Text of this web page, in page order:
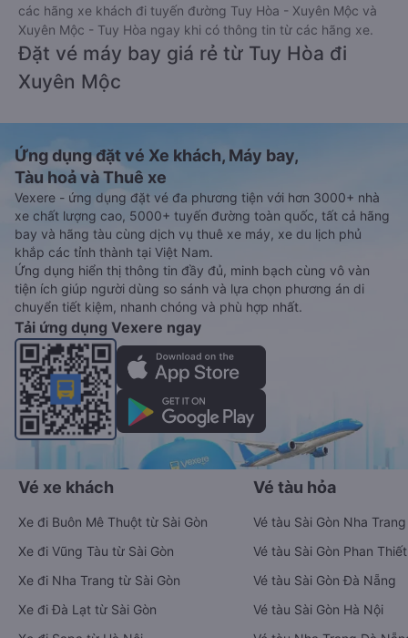
các hãng xe khách đi tuyến đường Tuy Hòa - Xuyên Mộc và
Xuyên Mộc - Tuy Hòa ngay khi có thông tin từ các hãng xe.
Đặt vé máy bay giá rẻ từ Tuy Hòa đi
Xuyên Mộc
Ứng dụng đặt vé Xe khách, Máy bay,
Tàu hoả và Thuê xe
Vexere - ứng dụng đặt vé đa phương tiện với hơn 3000+ nhà
xe chất lượng cao, 5000+ tuyến đường toàn quốc, tất cả hãng
bay và hãng tàu cùng dịch vụ thuê xe máy, xe du lịch phủ
khắp các tỉnh thành tại Việt Nam.
Ứng dụng hiển thị thông tin đầy đủ, minh bạch cùng vô vàn
tiện ích giúp người dùng so sánh và lựa chọn phương án di
chuyển tiết kiệm, nhanh chóng và phù hợp nhất.
Tải ứng dụng Vexere ngay
Vé xe khách
Xe đi Buôn Mê Thuột từ Sài Gòn
Xe đi Vũng Tàu từ Sài Gòn
Xe đi Nha Trang từ Sài Gòn
Xe đi Đà Lạt từ Sài Gòn
Vé tàu hỏa
Vé tàu Sài Gòn Nha Trang
Vé tàu Sài Gòn Phan Thiết
Vé tàu Sài Gòn Đà Nẵng
Vé tàu Sài Gòn Hà Nội